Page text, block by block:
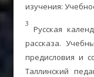
изучения:
3
Русская
рассказа.
предисловия и
Таллинский